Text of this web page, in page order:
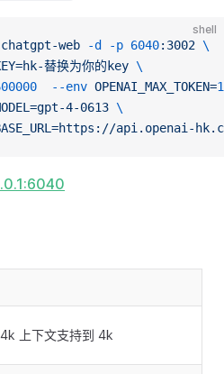
shell
chatgpt-web -d -p 6040:3002 \
替换为你的key \
--env OPENAI_MAX_TOKEN=
4-0613 \
api.openai-
上下文支持到 4k